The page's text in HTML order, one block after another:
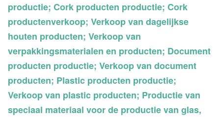
productie; Cork producten productie; Cork
productenverkoop; Verkoop van dagelijkse
houten producten; Verkoop van
verpakkingsmaterialen en producten; Document
producten productie; Verkoop van document
producten; Plastic producten productie;
Verkoop van plastic producten; Productie van
speciaal materiaal voor de productie van glas,